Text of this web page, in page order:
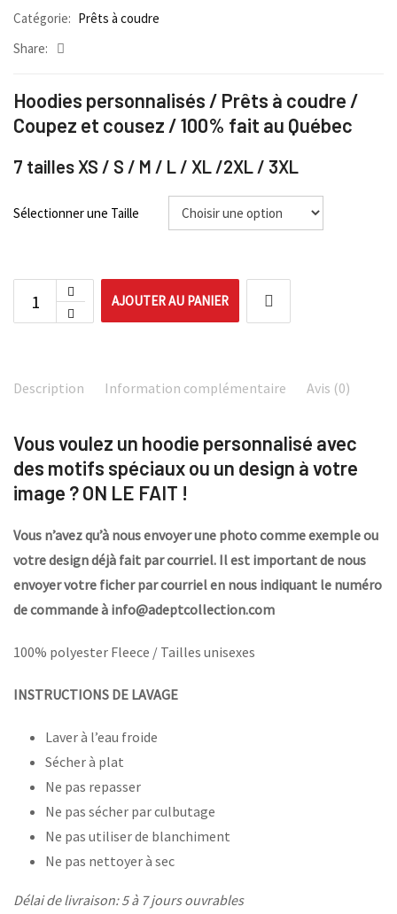
Catégorie: Prêts à coudre
Share:
Hoodies personnalisés / Prêts à coudre /
Coupez et cousez / 100% fait au Québec
7 tailles XS / S / M / L / XL /2XL / 3XL
Sélectionner une Taille
AJOUTER AU PANIER
Description Information complémentaire Avis (0)
Vous voulez un hoodie personnalisé avec
des motifs spéciaux ou un design à votre
image ? ON LE FAIT !
Vous n’avez qu’à nous envoyer une photo comme exemple ou
votre design déjà fait par courriel. Il est important de nous
envoyer votre ficher par courriel en nous indiquant le numéro
de commande à info@adeptcollection.com
100% polyester Fleece / Tailles unisexes
INSTRUCTIONS DE LAVAGE
Laver à l’eau froide
Sécher à plat
Ne pas repasser
Ne pas sécher par culbutage
Ne pas utiliser de blanchiment
Ne pas nettoyer à sec
Délai de livraison: 5 à 7 jours ouvrables